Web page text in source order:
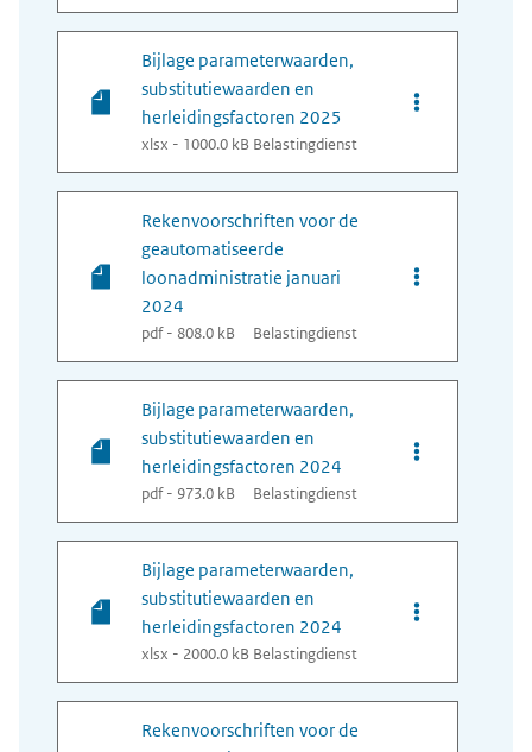
Bijlage parameterwaarden,
substitutiewaarden en
herleidingsfactoren 2025
xlsx - 1000.0 kB Belastingdienst
Opties van
Rekenvoorschriften voor de
geautomatiseerde
loonadministratie januari
2024
pdf - 808.0 kB Belastingdienst
Opties van
Bijlage parameterwaarden,
substitutiewaarden en
herleidingsfactoren 2024
pdf - 973.0 kB Belastingdienst
Opties van
Bijlage parameterwaarden,
substitutiewaarden en
herleidingsfactoren 2024
xlsx - 2000.0 kB Belastingdienst
Opties van
Rekenvoorschriften voor de